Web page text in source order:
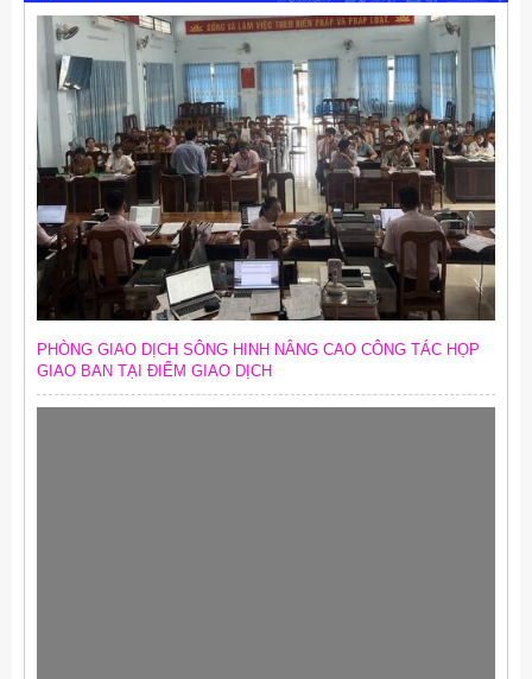
PHÒNG GIAO DỊCH SÔNG HINH NÂNG CAO CÔNG TÁC HỌP
GIAO BAN TẠI ĐIỂM GIAO DỊCH